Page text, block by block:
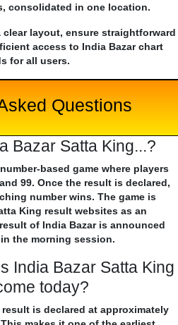
consolidated in one location.
layout, ensure straightforward
access to India Bazar chart
for all users.
Questions
Bazar Satta King...?
based game where players
99. Once the result is declared,
number wins. The game is
King result websites as an
of India Bazar is announced
the morning session.
India Bazar Satta King
today?
is declared at approximately